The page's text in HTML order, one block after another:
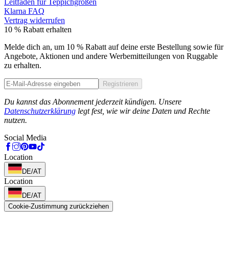
Klarna FAQ
Vertrag widerrufen
10 % Rabatt erhalten
Melde dich an, um 10 % Rabatt auf deine erste Bestellung sowie für
Angebote, Aktionen und andere Werbemitteilungen von Ruggable
zu erhalten.
Registrieren
Du kannst das Abonnement jederzeit kündigen. Unsere
Datenschutzerklärung legt fest, wie wir deine Daten und Rechte
nutzen.
Social Media
Location
DE/AT
Location
DE/AT
Cookie-Zustimmung zurückziehen